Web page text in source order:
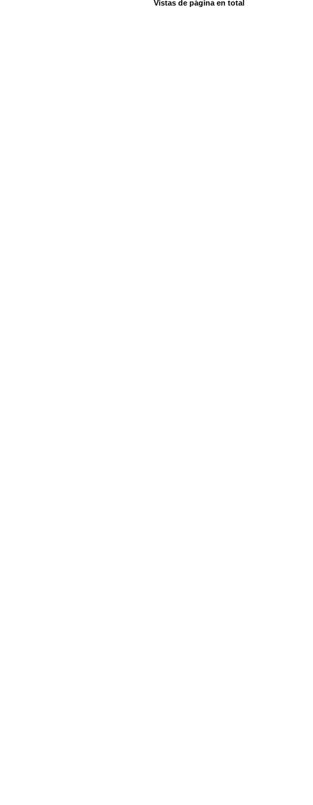
Vistas de página en total